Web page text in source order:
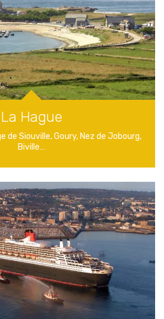
La Hague
de Siouville, Goury, Nez de Jobourg,
Biville…